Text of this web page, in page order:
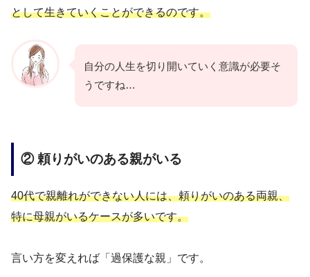
として生きていくことができるのです。
自分の人生を切り開いていく意識が必要そ
うですね…
② 頼りがいのある親がいる
40代で親離れができない人には、頼りがいのある両親、
特に母親がいるケースが多いです。
言い方を変えれば「過保護な親」です。